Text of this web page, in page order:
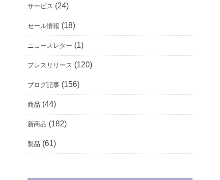
サービス (24)
セール情報 (18)
ニュースレター (1)
プレスリリース (120)
ブログ記事 (156)
商品 (44)
新商品 (182)
製品 (61)